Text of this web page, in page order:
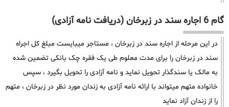
گام 6 اجاره سند در زبرخان (دریافت نامه آزادی)
در این مرحله از اجاره سند در زبرخان ، مستاجر میبایست مبلغ کل اجراه
سند در زبرخان را برای مدت معلوم طی یک فقره چک بانکی تضمین شده
به مالک یا سندگذار تحویل نماید و نامه آزادی را تحویل بگیرد ، سپس
خانواده متهم میتواند با ارائه نامه آزادی به زندان مورد نظر در زبرخان ، متهم
را از زندان آزاد نماید